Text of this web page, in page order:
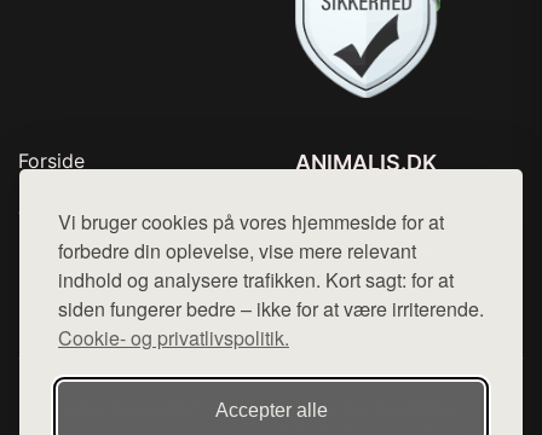
Vi bruger cookies på vores hjemmeside for at
forbedre din oplevelse, vise mere relevant
indhold og analysere trafikken. Kort sagt: for at
siden fungerer bedre – ikke for at være irriterende.
Cookie- og privatlivspolitik.
Accepter alle
Forside
Top Rabatter
Kontakt
ANIMALIS.DK
Mail: hej@want.dk
Cookie- og privatlivspolitik
Denne side er en del af want.dk, der udgiver en række